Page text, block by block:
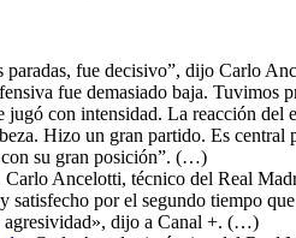
paradas, fue decisivo”, dijo Carlo
fue demasiado baja. Tuvimos
con intensidad. La reacción
Hizo un gran partido. Es
con su gran posición”. (…)
Carlo Ancelotti, técnico del Real
por el segundo tiempo
agresividad», dijo a Canal +. (…)